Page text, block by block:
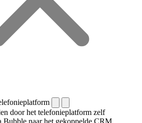
door het telefonieplatform zelf
Bubble naar het gekoppelde CRM